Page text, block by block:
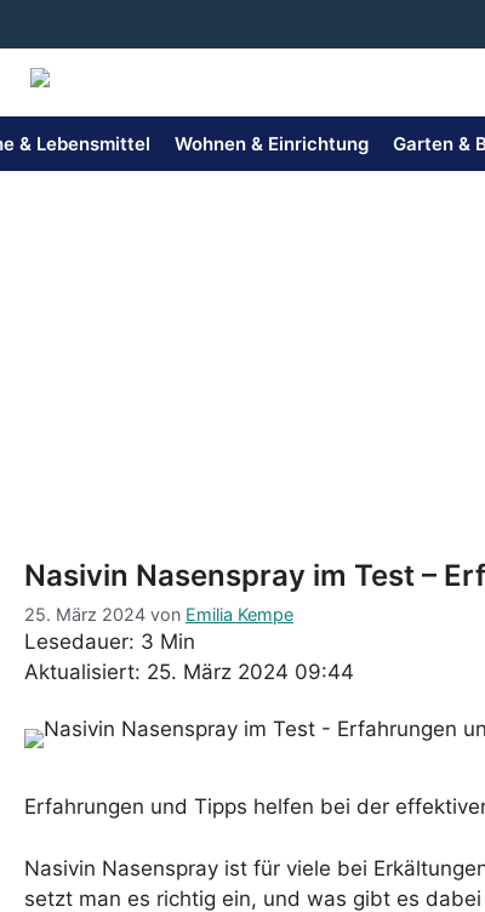
Inhalt
springen
& Lebensmittel Wohnen & Einrichtung Garten &
Nasivin Nasenspray im Test –
25. März 2024 von Emilia Kempe
Lesedauer: 3 Min
Aktualisiert: 25. März 2024 09:44
Erfahrungen und Tipps helfen bei der
Nasivin Nasenspray ist für viele bei
setzt man es richtig ein, und was gibt es